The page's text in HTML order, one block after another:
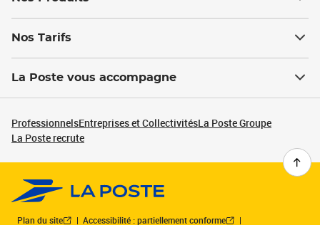
Nos Tarifs
La Poste vous accompagne
ProfessionnelsEntreprises et CollectivitésLa Poste Groupe
La Poste recrute
Plan du site Accessibilité : partiellement conforme